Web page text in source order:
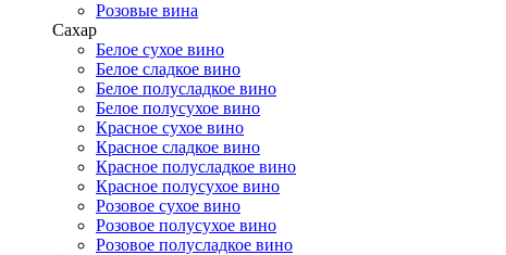
Розовые вина
Сахар
Белое сухое вино
Белое сладкое вино
Белое полусладкое вино
Белое полусухое вино
Красное сухое вино
Красное сладкое вино
Красное полусладкое вино
Красное полусухое вино
Розовое сухое вино
Розовое полусухое вино
Розовое полусладкое вино